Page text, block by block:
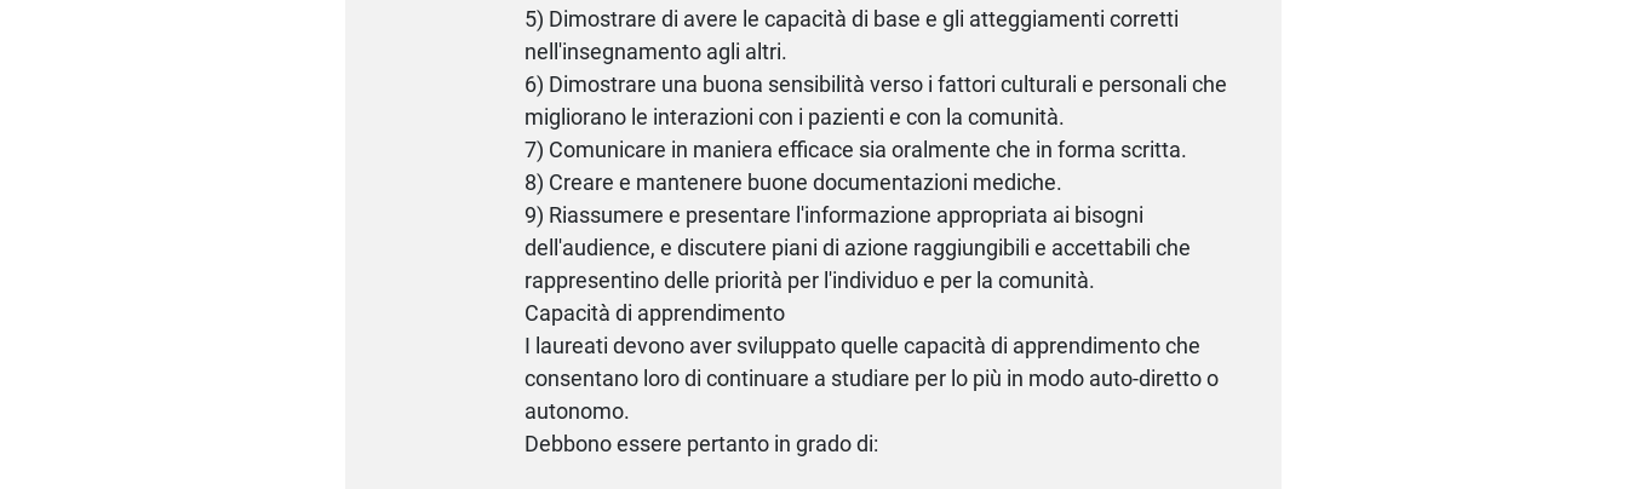
5) Dimostrare di avere le capacità di base e gli atteggiamenti corretti
nell'insegnamento agli altri.
6) Dimostrare una buona sensibilità verso i fattori culturali e personali che
migliorano le interazioni con i pazienti e con la comunità.
7) Comunicare in maniera efficace sia oralmente che in forma scritta.
8) Creare e mantenere buone documentazioni mediche.
9) Riassumere e presentare l'informazione appropriata ai bisogni
dell'audience, e discutere piani di azione raggiungibili e accettabili che
rappresentino delle priorità per l'individuo e per la comunità.
Capacità di apprendimento
I laureati devono aver sviluppato quelle capacità di apprendimento che
consentano loro di continuare a studiare per lo più in modo auto-diretto o
autonomo.
Debbono essere pertanto in grado di: